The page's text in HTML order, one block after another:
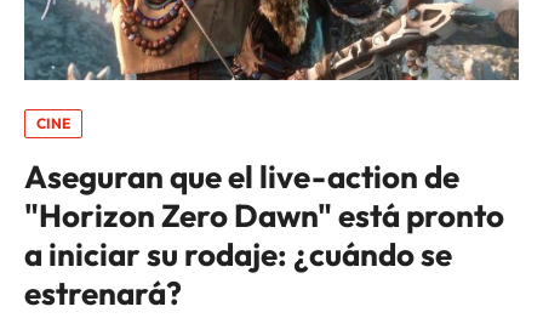
CINE
Aseguran que el live-action de
"Horizon Zero Dawn" está pronto
a iniciar su rodaje: ¿cuándo se
estrenará?